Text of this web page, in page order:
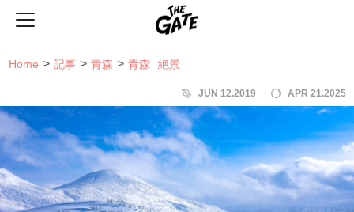
Home 記事 青森 青森 絶景
JUN 12.2019 APR 21.2025